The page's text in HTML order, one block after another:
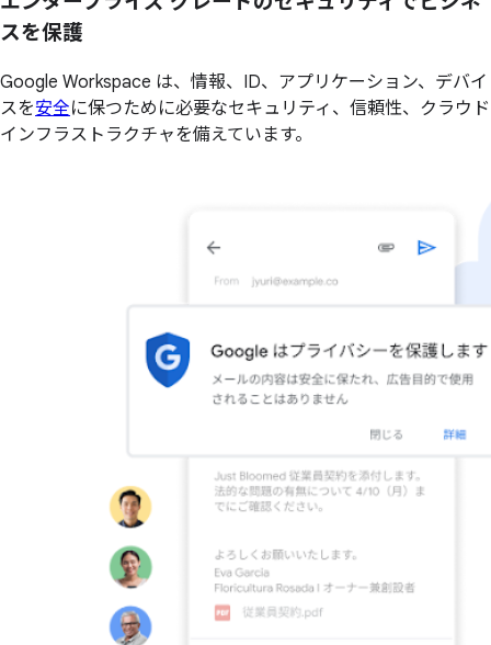
スを保護
Google Workspace は、情報、ID、アプリケーション、デバイ
スを安全に保つために必要なセキュリティ、信頼性、クラウド
インフラストラクチャを備えています。